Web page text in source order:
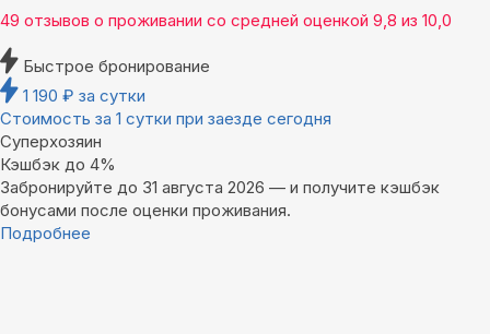
49 отзывов о проживании со средней оценкой 9,8 из 10,0
Быстрое бронирование
1 190 ₽ за сутки
Стоимость за 1 сутки при заезде сегодня
Суперхозяин
Кэшбэк до 4%
Забронируйте до 31 августа 2026 — и получите кэшбэк
бонусами после оценки проживания.
Подробнее